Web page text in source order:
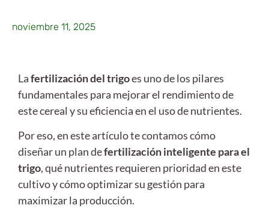
noviembre 11, 2025
Lafertilización del trigoes uno de los pilares
fundamentales para mejorar el rendimiento de
este cereal y su eficiencia en el uso de nutrientes.
Por eso, en este artículo te contamos cómo
diseñar un plan defertilización inteligente para el
trigo, qué nutrientes requieren prioridad en este
cultivo y cómo optimizar su gestión para
maximizar la producción.